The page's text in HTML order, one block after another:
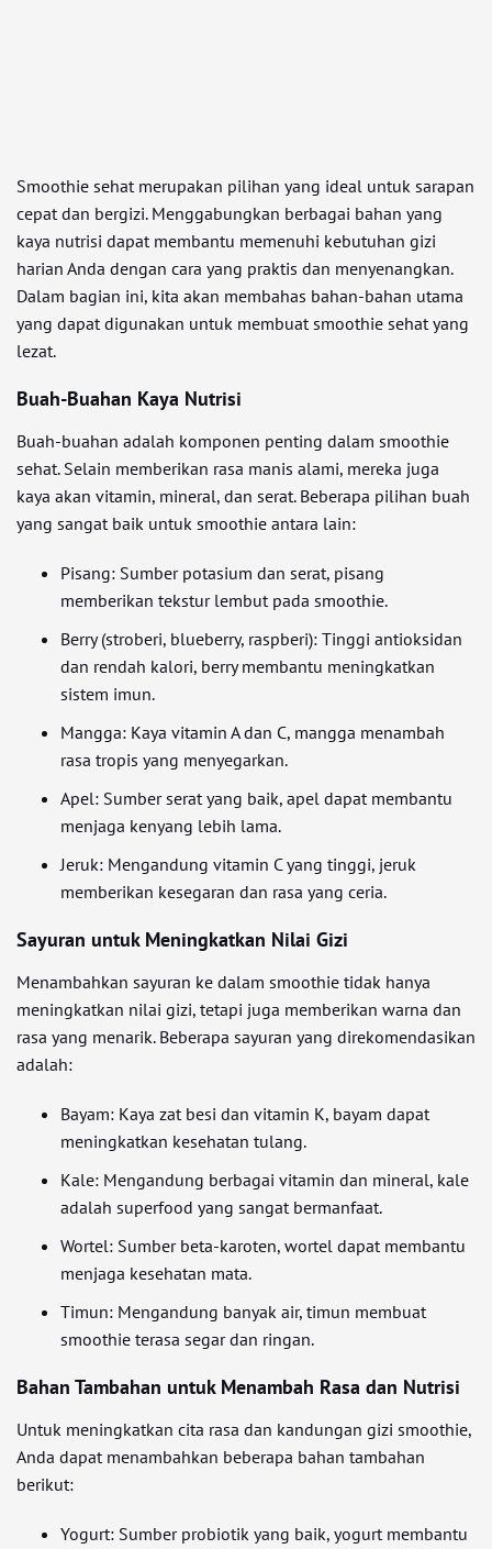
Smoothie sehat merupakan pilihan yang ideal untuk sarapan
cepat dan bergizi. Menggabungkan berbagai bahan yang
kaya nutrisi dapat membantu memenuhi kebutuhan gizi
harian Anda dengan cara yang praktis dan menyenangkan.
Dalam bagian ini, kita akan membahas bahan-bahan utama
yang dapat digunakan untuk membuat smoothie sehat yang
lezat.
Buah-Buahan Kaya Nutrisi
Buah-buahan adalah komponen penting dalam smoothie
sehat. Selain memberikan rasa manis alami, mereka juga
kaya akan vitamin, mineral, dan serat. Beberapa pilihan buah
yang sangat baik untuk smoothie antara lain:
Pisang: Sumber potasium dan serat, pisang
memberikan tekstur lembut pada smoothie.
Berry (stroberi, blueberry, raspberi): Tinggi antioksidan
dan rendah kalori, berry membantu meningkatkan
sistem imun.
Mangga: Kaya vitamin A dan C, mangga menambah
rasa tropis yang menyegarkan.
Apel: Sumber serat yang baik, apel dapat membantu
menjaga kenyang lebih lama.
Jeruk: Mengandung vitamin C yang tinggi, jeruk
memberikan kesegaran dan rasa yang ceria.
Sayuran untuk Meningkatkan Nilai Gizi
Menambahkan sayuran ke dalam smoothie tidak hanya
meningkatkan nilai gizi, tetapi juga memberikan warna dan
rasa yang menarik. Beberapa sayuran yang direkomendasikan
adalah:
Bayam: Kaya zat besi dan vitamin K, bayam dapat
meningkatkan kesehatan tulang.
Kale: Mengandung berbagai vitamin dan mineral, kale
adalah superfood yang sangat bermanfaat.
Wortel: Sumber beta-karoten, wortel dapat membantu
menjaga kesehatan mata.
Timun: Mengandung banyak air, timun membuat
smoothie terasa segar dan ringan.
Bahan Tambahan untuk Menambah Rasa dan Nutrisi
Untuk meningkatkan cita rasa dan kandungan gizi smoothie,
Anda dapat menambahkan beberapa bahan tambahan
berikut:
Yogurt: Sumber probiotik yang baik, yogurt membantu